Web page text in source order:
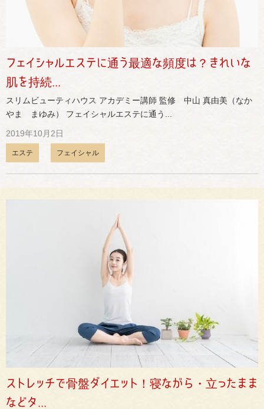
フェイシャルエステに通う最適な頻度は？きれいな
肌を持続...
スリムビューティハウス アカデミー講師 監修 中山 真由美（なか
やま まゆみ） フェイシャルエステに通う...
2019年10月2日
エステ フェイシャル
ストレッチで骨盤ダイエット！寝ながら・立ったまま
などタ...